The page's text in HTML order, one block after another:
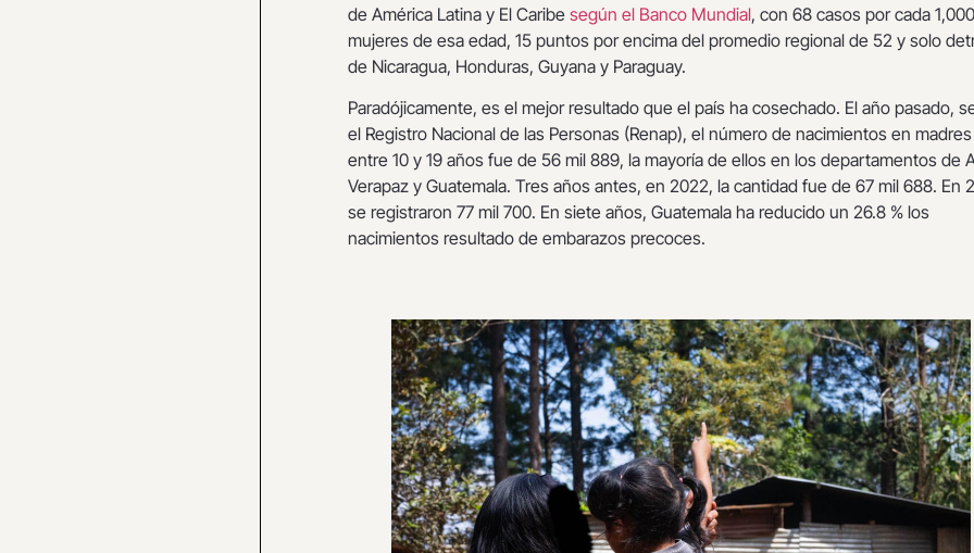
de América Latina y El Caribe según el Banco Mundial, con 68 casos por cada 1,000
mujeres de esa edad, 15 puntos por encima del promedio regional de 52 y solo
de Nicaragua, Honduras, Guyana y Paraguay.
Paradójicamente, es el mejor resultado que el país ha cosechado. El año pasado,
el Registro Nacional de las Personas (Renap), el número de nacimientos en
entre 10 y 19 años fue de 56 mil 889, la mayoría de ellos en los departamentos de
Verapaz y Guatemala. Tres años antes, en 2022, la cantidad fue de 67 mil 688. En
se registraron 77 mil 700. En siete años, Guatemala ha reducido un 26.8 % los
nacimientos resultado de embarazos precoces.